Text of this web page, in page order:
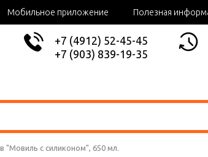
Мобильное приложение Полезная
+7 (4912) 52-45-45
+7 (903) 839-19-35
"Мовиль с силиконом", 650 мл.